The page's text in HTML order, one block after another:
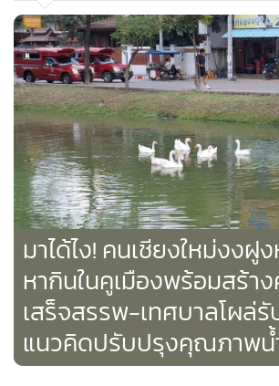
เรียบร้อยเป็นประจำ รวมทั้งการนำฝูงห่านก
กลางคืนด้วย ส่วนข้อเป็นห่วงกังวลเกี่ยวกับ
ห่านว่าจะทำให้น้ำเน่าเสียและส่งกลิ่นเหม็น
เชื่อว่าไม่เป็นปัญหา เพราะเมื่อห่านขับถ่ายล
เป็นอาหารปลา ซึ่งในเร็วๆ นี้ทางเทศบาลนค
จะปล่อยพันธุ์ปลาจำนวน 40,000 ตัวลงในคู
ปรับปรุงคุณภาพน้ำ
ส่วนกรณีที่สื่อสังคมออนไลน์มีการแชร์คลิปฝู
บนถนนนั้น นายอัศนีกล่าวว่า ตามคลิปที่ปรา
หน้าที่กำลังต้อนฝูงห่านกลับเข้าเล้า แต่เนื่อง
แรกๆ จึงอาจทำให้ห่านมีอาการตื่นกลัวบ้าง ค
ปรับตัวกับสถานที่ใหม่ประมาณ 4-5 วัน และจ
มาได้ไง! คนเชียงใหม่งงฝู
หากินในคูเมืองพร้อมสร้า
เสร็จสรรพ-เทศบาลโผล่
แนวคิดปรับปรุงคุณภาพน้